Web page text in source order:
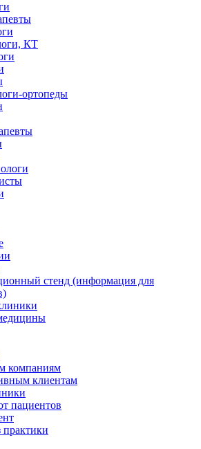
КТ
ортопеды
стенд (информация для
компаниям
клиентам
пациентов
практики